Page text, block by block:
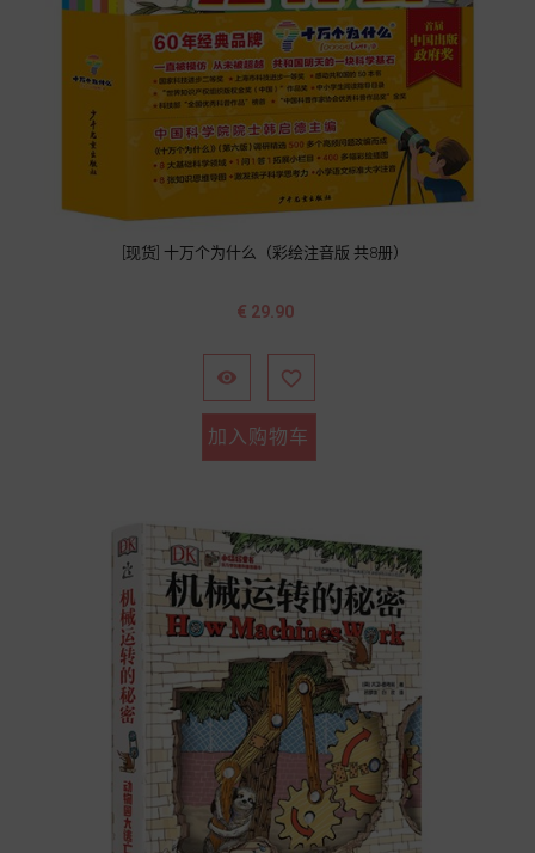
[现货] 十万个为什么（彩绘注音版 共8册）
价
€ 29.90
 
加入购物车